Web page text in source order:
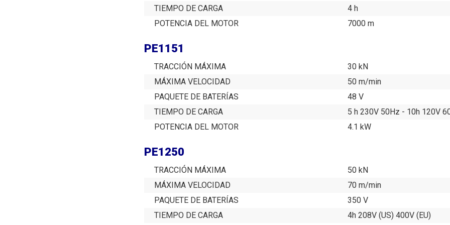
TIEMPO DE CARGA
4 h
POTENCIA DEL MOTOR
7000 m
PE1151
TRACCIÓN MÁXIMA
30 kN
MÁXIMA VELOCIDAD
50 m/min
PAQUETE DE BATERÍAS
48 V
TIEMPO DE CARGA
5 h 230V 50Hz - 10h 120V
POTENCIA DEL MOTOR
4.1 kW
PE1250
TRACCIÓN MÁXIMA
50 kN
MÁXIMA VELOCIDAD
70 m/min
PAQUETE DE BATERÍAS
350 V
TIEMPO DE CARGA
4h 208V (US) 400V (EU)